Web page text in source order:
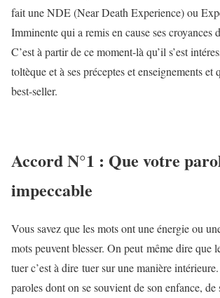
fait une NDE (Near Death Experience) ou
Imminente qui a remis en cause ses croyances
C’est à partir de ce moment-là qu’il s’est
toltèque et à ses préceptes et enseignements et
best-seller.
Accord N°1 : Que votre
impeccable
Vous savez que les mots ont une énergie ou
mots peuvent blesser. On peut même dire que
tuer c’est à dire tuer sur une manière
paroles dont on se souvient de son enfance, de